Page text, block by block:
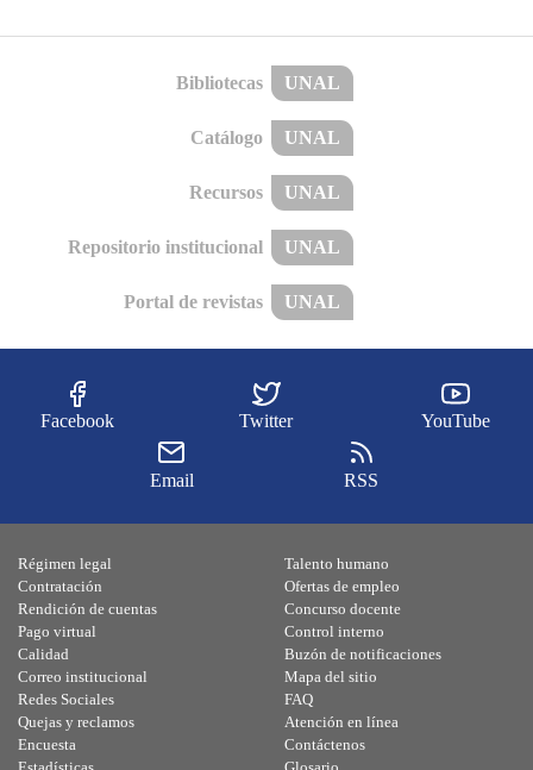
Bibliotecas UNAL
Catálogo UNAL
Recursos UNAL
Repositorio institucional UNAL
Portal de revistas UNAL
Facebook Twitter YouTube
Email RSS
Régimen legal
Contratación
Rendición de cuentas
Pago virtual
Calidad
Talento humano
Ofertas de empleo
Concurso docente
Control interno
Buzón de notificaciones
Correo institucional
Redes Sociales
Quejas y reclamos
Encuesta
Mapa del sitio
FAQ
Atención en línea
Contáctenos